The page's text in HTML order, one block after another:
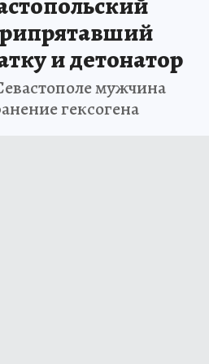
и детонатор
мужчина
гексогена